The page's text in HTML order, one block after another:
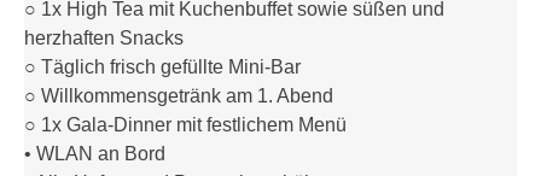
○ 1x High Tea mit Kuchenbuffet sowie süßen und
herzhaften Snacks
○ Täglich frisch gefüllte Mini-Bar
○ Willkommensgetränk am 1. Abend
○ 1x Gala-Dinner mit festlichem Menü
• WLAN an Bord